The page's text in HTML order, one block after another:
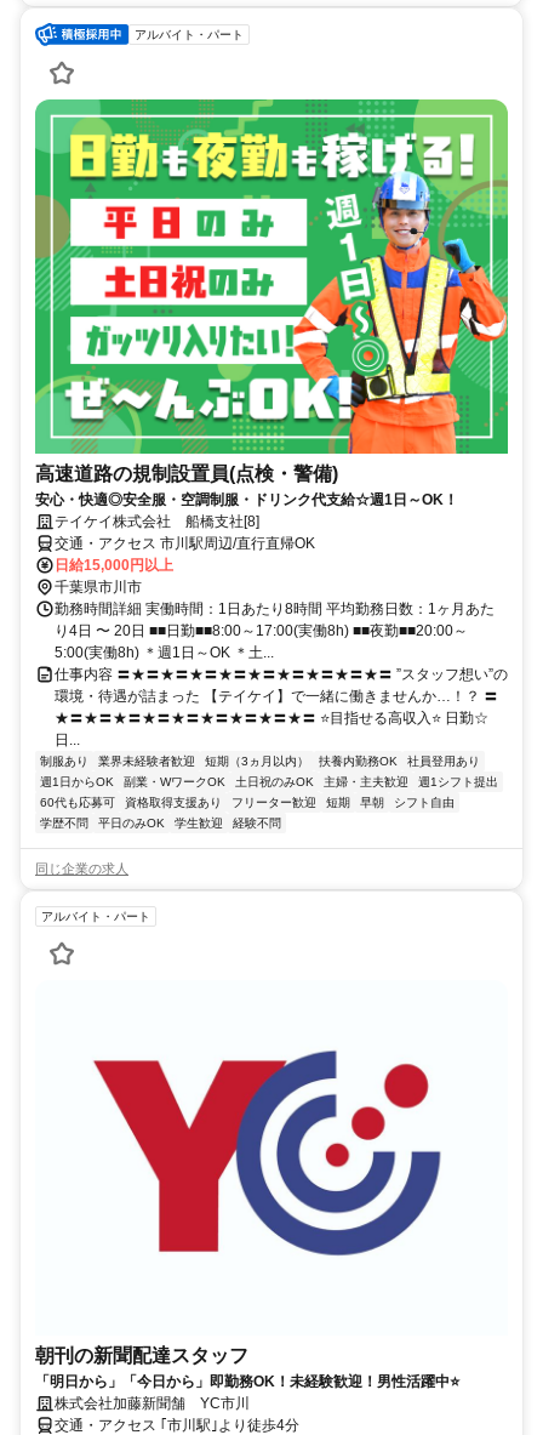
アルバイト・パート
高速道路の規制設置員(点検・警備)
安心・快適◎安全服・空調制服・ドリンク代支給☆週1日～OK！
テイケイ株式会社 船橋支社[8]
交通・アクセス 市川駅周辺/直行直帰OK
日給15,000円以上
千葉県市川市
勤務時間詳細 実働時間：1日あたり8時間 平均勤務日数：1ヶ月あた
り4日 〜 20日 ■■日勤■■8:00～17:00(実働8h) ■■夜勤■■20:00～
5:00(実働8h) ＊週1日～OK ＊土...
仕事内容 〓★〓★〓★〓★〓★〓★〓★〓★〓★〓 ”スタッフ想い”の
環境・待遇が詰まった 【テイケイ】で一緒に働きませんか…！？ 〓
★〓★〓★〓★〓★〓★〓★〓★〓★〓 ⭐目指せる高収入⭐ 日勤☆
日...
制服あり 業界未経験者歓迎 短期（3ヵ月以内） 扶養内勤務OK
社員登用あり
週1日からOK
副業・WワークOK 土日祝のみOK 主婦・主夫歓迎
週1シフト提出
60代も応募可
資格取得支援あり フリーター歓迎 短期 早朝
シフト自由
学歴不問
平日のみOK 学生歓迎 経験不問
同じ企業の求人
アルバイト・パート
朝刊の新聞配達スタッフ
「明日から」「今日から」即勤務OK！未経験歓迎！男性活躍中⭐
株式会社加藤新聞舗 YC市川
交通・アクセス ｢市川駅｣より徒歩4分